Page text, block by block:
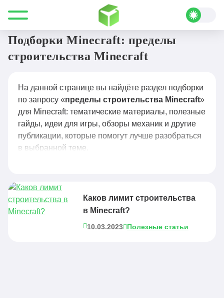
Все для Minecraft пределы строительства Minecraft
Подборки Minecraft: пределы
строительства Minecraft
На данной странице вы найдёте раздел подборки
по запросу «пределы строительства Minecraft»
для Minecraft: тематические материалы, полезные
гайды, идеи для игры, обзоры механик и другие
публикации, которые помогут лучше разобраться
в выбранной теме.
Каков лимит строительства
в Minecraft?
10.03.2023 Полезные статьи